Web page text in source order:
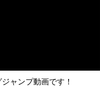
ャンプ動画です！